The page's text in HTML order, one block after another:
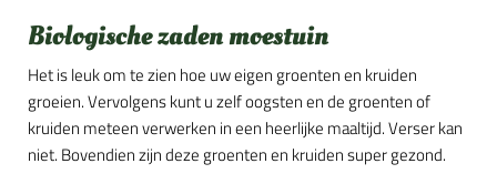
Biologische zaden moestuin
Het is leuk om te zien hoe uw eigen groenten en kruiden
groeien. Vervolgens kunt u zelf oogsten en de groenten of
kruiden meteen verwerken in een heerlijke maaltijd. Verser kan
niet. Bovendien zijn deze groenten en kruiden super gezond.